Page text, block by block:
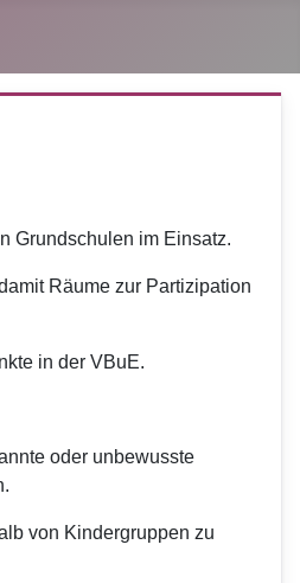
Grundschulen im Einsatz.
Räume zur Partizipation
in der VBuE.
oder unbewusste
von Kindergruppen zu